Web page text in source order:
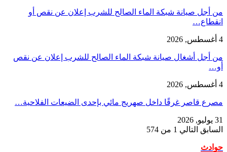
من أجل صيانة شبكة الماء الصالح للشرب إعلان عن نقص أو
انقطاع…
4 أغسطس, 2026
من أجل أشغال صيانة شبكة الماء الصالح للشرب إعلان عن نقص
أو…
4 أغسطس, 2026
مصرع قاصر غرقًا داخل صهريج مائي بإحدى الضيعات الفلاحية…
31 يوليو, 2026
السابق التالي 1 من 574
حوادث